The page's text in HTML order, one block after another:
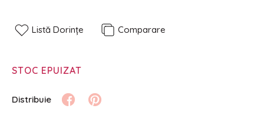
Listă Dorințe Comparare
STOC EPUIZAT